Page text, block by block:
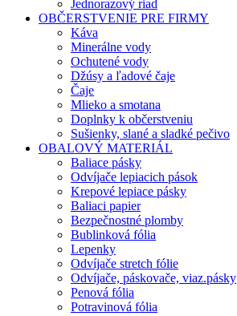
Jednorazový riad
OBČERSTVENIE PRE FIRMY
Káva
Minerálne vody
Ochutené vody
Džúsy a ľadové čaje
Čaje
Mlieko a smotana
Doplnky k občerstveniu
Sušienky, slané a sladké pečivo
OBALOVÝ MATERIÁL
Baliace pásky
Odvíjače lepiacich pások
Krepové lepiace pásky
Baliaci papier
Bezpečnostné plomby
Bublinková fólia
Lepenky
Odvíjače stretch fólie
Odvíjače, páskovače, viaz.pásky
Penová fólia
Potravinová fólia